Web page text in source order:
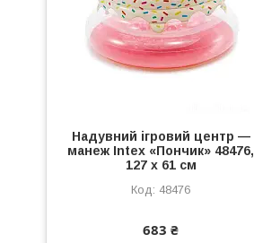
Надувний ігровий центр —
манеж Intex «Пончик» 48476,
127 x 61 см
48476
683 ₴